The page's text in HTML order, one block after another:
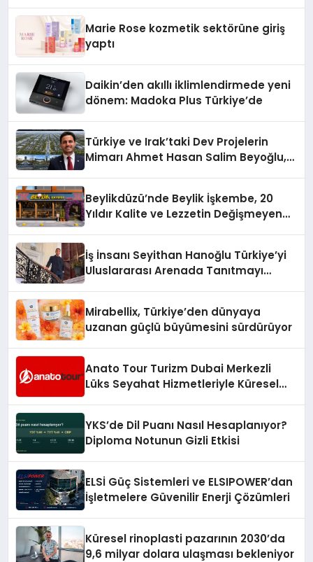
Marie Rose kozmetik sektörüne giriş
yaptı
Daikin’den akıllı iklimlendirmede yeni
dönem: Madoka Plus Türkiye’de
Türkiye ve Irak’taki Dev Projelerin
Mimarı Ahmet Hasan Salim Beyoğlu,
Hayata Geçirecek
Beylikdüzü’nde Beylik İşkembe, 20
Yıldır Kalite ve Lezzetin Değişmeyen
İş İnsanı Seyithan Hanoğlu Türkiye’yi
Uluslararası Arenada Tanıtmayı
Mirabellix, Türkiye’den dünyaya
uzanan güçlü büyümesini sürdürüyor
Anato Tour Turizm Dubai Merkezli
Lüks Seyahat Hizmetleriyle Küresel
YKS’de Dil Puanı Nasıl Hesaplanıyor?
Diploma Notunun Gizli Etkisi
ELSİ Güç Sistemleri ve ELSIPOWER’dan
İşletmelere Güvenilir Enerji Çözümleri
Küresel rinoplasti pazarının 2030’da
9,6 milyar dolara ulaşması bekleniyor